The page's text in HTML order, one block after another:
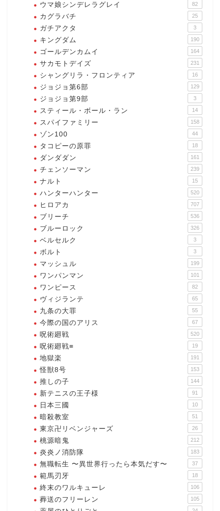
ウマ娘シンデレラグレイ 82
カグラバチ 25
ガチアクタ 3
キングダム 190
ゴールデンカムイ 164
サカモトデイズ 231
シャングリラ・フロンティア 16
ジョジョ第6部 129
ジョジョ第9部 3
スティール・ボール・ラン 14
スパイファミリー 158
ゾン100 44
タコピーの原罪 18
ダンダダン 161
チェンソーマン 239
ナルト 15
ハンターハンター 520
ヒロアカ 707
ブリーチ 536
ブルーロック 326
ベルセルク 3
ボルト 3
マッシュル 199
ワンパンマン 101
ワンピース 82
ヴィジランテ 65
九条の大罪 55
今際の国のアリス 67
呪術廻戦 520
呪術廻戦≡ 19
地獄楽 191
怪獣8号 153
推しの子 144
新テニスの王子様 91
日本三國 10
暗殺教室 51
東京卍リベンジャーズ 26
桃源暗鬼 212
炎炎ノ消防隊 183
無職転生 〜異世界行ったら本気だす〜 37
範馬刃牙 18
終末のワルキューレ 106
葬送のフリーレン 105